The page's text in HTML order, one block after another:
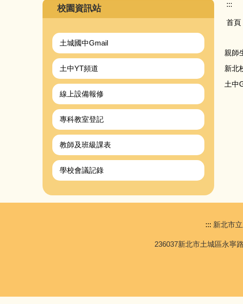
校園資訊站
土城國中Gmail
土中YT頻道
線上設備報修
專科教室登記
教師及班級課表
學校會議記錄
:::
首頁
親師
新北
土中
::: 新北市
236037新北市土城區永寧